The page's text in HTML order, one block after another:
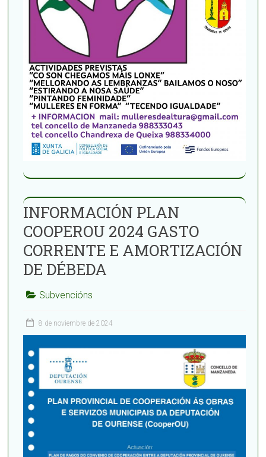
INFORMACIÓN PLAN
COOPEROU 2024 GASTO
CORRENTE E AMORTIZACIÓN
DE DÉBEDA
Subvencións
8 de noviembre de 2024